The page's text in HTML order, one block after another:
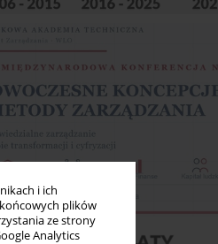
i ich
plików
ze strony
Analytics